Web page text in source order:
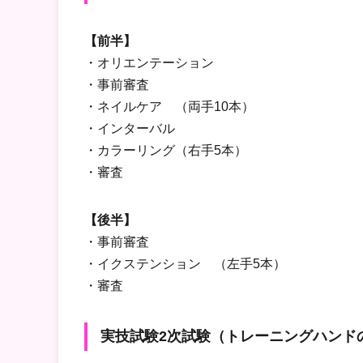
【前半】
・オリエンテーション
・事前審査
・ネイルケア （両手10本）
・インターバル
・カラーリング（右手5本）
・審査
【後半】
・事前審査
・イクステンション （左手5本）
・審査
実技試験2次試験（トレーニングハンド